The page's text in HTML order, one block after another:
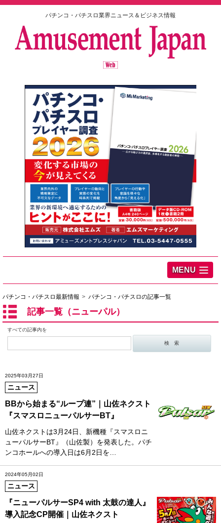
パチンコ・パチスロ業界ニュース＆ビジネス情報
MENU
パチンコ・パチスロ最新情報 パチンコ・パチスロの記事一覧
記事一覧（ニューパル）
すべての記事内を
2025年03月27日
ニュース
BBから始まる“ループ連”｜山佐ネクスト
『スマスロニューパルサーBT』
山佐ネクストは3月24日、新機種『スマスロニ
ューパルサーBT』（山佐製）を発表した。パチ
ンコホールへの導入日は6月2日を…
2024年05月02日
ニュース
『ニューパルサーSP4 with 太鼓の達人』
導入記念CP開催｜山佐ネクスト